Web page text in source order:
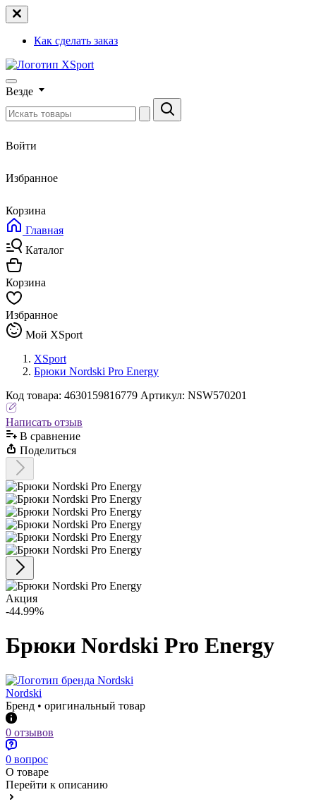
Как сделать заказ
Везде
Войти
Избранное
Корзина
Главная
Каталог
Корзина
Избранное
Мой XSport
XSport
Брюки Nordski Pro Energy
Код товара: 4630159816779 Артикул: NSW570201
Написать отзыв
В сравнениe
Поделиться
Акция
-44.99%
Брюки Nordski Pro Energy
Nordski
Бренд • оригинальный товар
0 отзывов
0 вопрос
О товаре
Перейти к описанию